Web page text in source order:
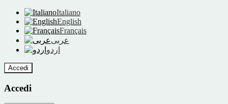
Italiano
English
Français
عربى
اردو
Accedi
Accedi